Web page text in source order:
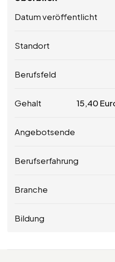
Datum veröffentlicht
Standort
Berufsfeld
Gehalt 15,40
Angebotsende
Berufserfahrung
Branche
Bildung